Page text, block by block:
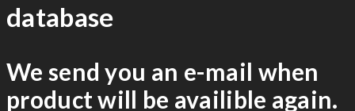
database
We send you an e-mail when
product will be availible again.